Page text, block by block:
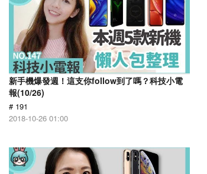
新手機爆發週！這支你follow到了嗎？科技小電
報(10/26)
# 191
2018-10-26 01:00